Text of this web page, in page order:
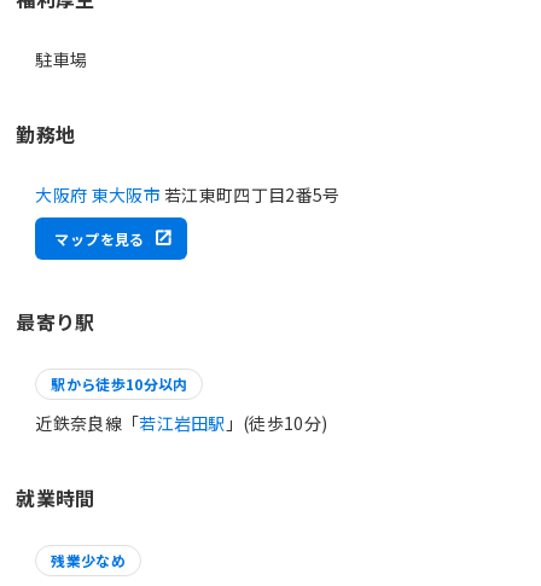
駐車場
勤務地
大阪府 東大阪市 若江東町四丁目2番5号
マップを見る
最寄り駅
駅から徒歩10分以内
近鉄奈良線「若江岩田駅 」(徒歩10分)
就業時間
残業少なめ